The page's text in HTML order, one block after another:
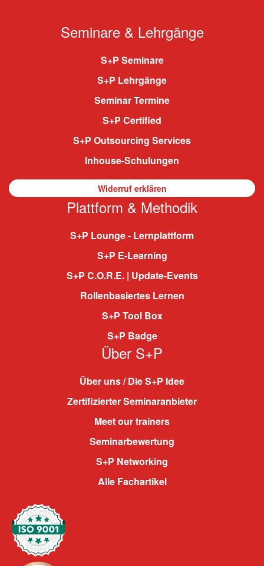
Seminare & Lehrgänge
S+P Seminare
S+P Lehrgänge
Seminar Termine
S+P Certified
S+P Outsourcing Services
Inhouse-Schulungen
Widerruf erklären
Plattform & Methodik
S+P Lounge - Lernplattform
S+P E-Learning
S+P C.O.R.E. | Update-Events
Rollenbasiertes Lernen
S+P Tool Box
S+P Badge
Über S+P
Über uns / Die S+P Idee
Zertifizierter Seminaranbieter
Meet our trainers
Seminarbewertung
S+P Networking
Alle Fachartikel